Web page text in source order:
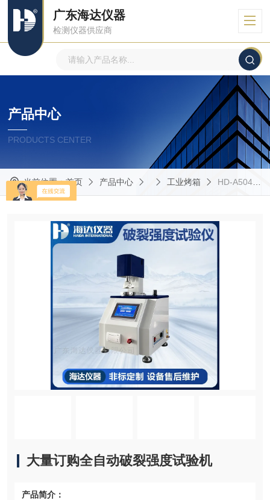
广东海达仪器
检测仪器供应商
产品中心
PRODUCTS CENTER
当前位置：首页 产品中心 工业烤箱 HD-A504-E大量订购全自动破裂强度试验机
大量订购全自动破裂强度试验机
产品简介：